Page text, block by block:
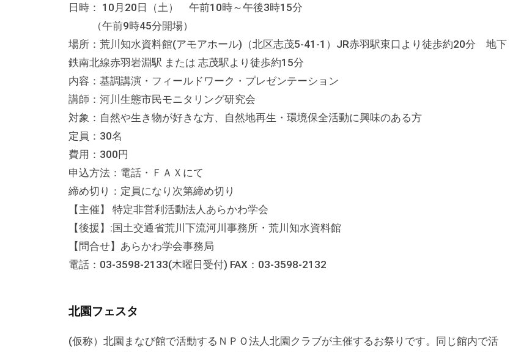
ど
事
業
を
お
こ
な
っ
て
い
ま
す
。
北
ぴ
日時： 10月20日（土） 午前10時～午後3時15分
（午前9時45分開場）
場所：荒川知水資料館(アモアホール)（北区志茂5-41-1）JR赤羽駅東口より徒歩約20分 地下
鉄南北線赤羽岩淵駅 または 志茂駅より徒歩約15分
内容：基調講演・フィールドワーク・プレゼンテーション
講師：河川生態市民モニタリング研究会
対象：自然や生き物が好きな方、自然地再生・環境保全活動に興味のある方
定員：30名
費用：300円
申込方法：電話・ＦＡＸにて
締め切り：定員になり次第締め切り
【主催】 特定非営利活動法人あらかわ学会
【後援】:国土交通省荒川下流河川事務所・荒川知水資料館
【問合せ】あらかわ学会事務局
電話：03-3598-2133(木曜日受付) FAX：03-3598-2132
北園フェスタ
(仮称）北園まなび館で活動するＮＰＯ法人北園クラブが主催するお祭りです。同じ館内で活